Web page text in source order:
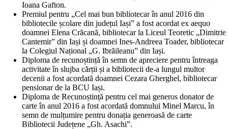
Ioana Gafton.
Premiul pentru „Cel mai bun bibliotecar în anul 2016 din
bibliotecile școlare din județul Iași” a fost acordat ex aequo
doamnei Elena Crăcană, bibliotecar la Liceul Teoretic „Dimitrie
Cantemir” din Iași și doamnei Ines-Andreea Toader, bibliotecar
la Colegiul Național „G. Ibrăileanu” din Iași.
Diploma de recunoștință în semn de apreciere pentru întreaga
activitate în slujba cărții și a bibliotecii de-a lungul multor
decenii a fost acordată doamnei Cezara Gherghel, bibliotecar
pensionar de la BCU Iași.
Diploma de Recunoștință pentru cel mai generos donator de
carte în anul 2016 a fost acordată domnului Minel Marcu, în
semn de mulțumire pentru donația generoasă de carte
Bibliotecii Județene „Gh. Asachi”.